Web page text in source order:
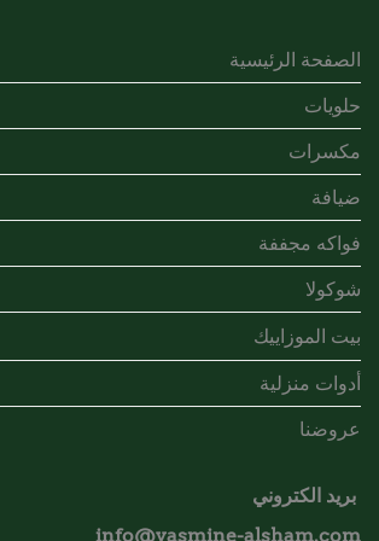
الصفحة الرئيسية
حلويات
مكسرات
ضيافة
فواكه مجففة
شوكولا
بيت الموزاييك
أدوات منزلية
عروضنا
بريد الكتروني
info@yasmine-alsham.com